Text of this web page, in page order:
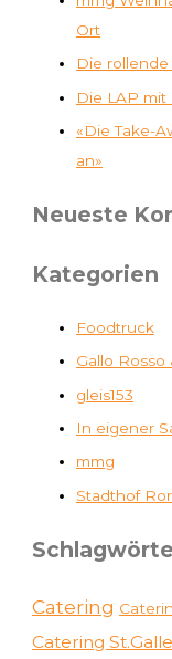
Ort
Die
Die LAP mit
«Die Take-
an»
Neueste
Kategorien
Foodtruck
Gallo
gleis153
In eigener
mmg
Stadthof
Catering
Catering